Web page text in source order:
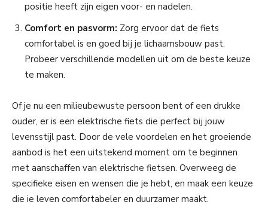
positie heeft zijn eigen voor- en nadelen.
Comfort en pasvorm: Zorg ervoor dat de fiets
comfortabel is en goed bij je lichaamsbouw past.
Probeer verschillende modellen uit om de beste keuze
te maken.
Of je nu een milieubewuste persoon bent of een drukke
ouder, er is een elektrische fiets die perfect bij jouw
levensstijl past. Door de vele voordelen en het groeiende
aanbod is het een uitstekend moment om te beginnen
met aanschaffen van elektrische fietsen. Overweeg de
specifieke eisen en wensen die je hebt, en maak een keuze
die je leven comfortabeler en duurzamer maakt.